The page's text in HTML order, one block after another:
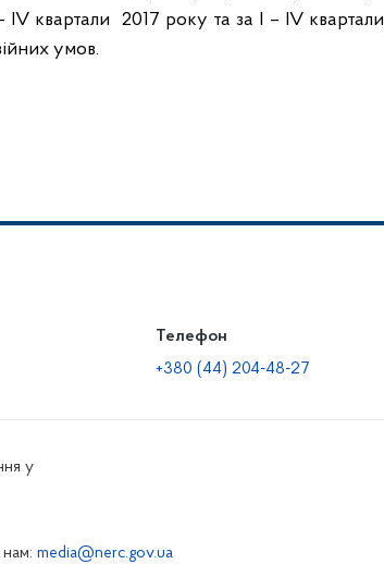
IV квартали 2017 року та за I – ІV квартали
умов.
Телефон
+380 (44) 204-48-27
у
media@nerc.gov.ua